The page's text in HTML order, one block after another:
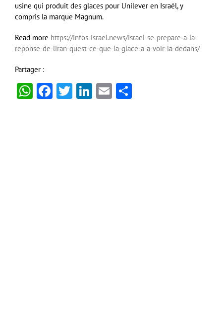
usine qui produit des glaces pour Unilever en Israël, y
compris la marque Magnum.
Read more https://infos-israel.news/israel-se-prepare-a-la-
reponse-de-liran-quest-ce-que-la-glace-a-a-voir-la-dedans/
Partager :
WhatsApp
Facebook
Twitter
LinkedIn
Email